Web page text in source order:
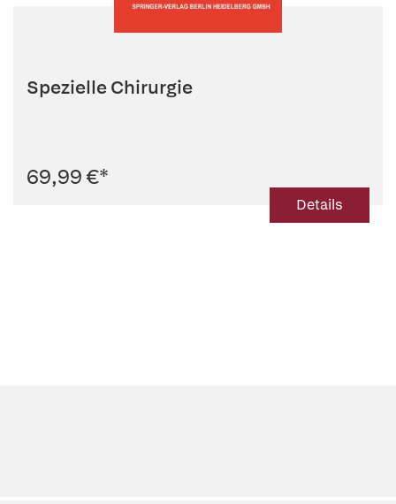
Spezielle Chirurgie
69,99 €*
Details